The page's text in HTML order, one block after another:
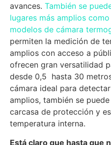
avances. También se
lugares más amplios
modelos de cámara
permiten la medición de
amplios con acceso a
ofrecen gran versatilidad
desde 0,5 hasta 30
cámara ideal para
amplios, también se
carcasa de protección y
temperatura interna.
Está claro que hasta que